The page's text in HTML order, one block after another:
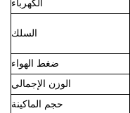
السلك
ضغط الهواء
الوزن الإجمالي
حجم الماكينة